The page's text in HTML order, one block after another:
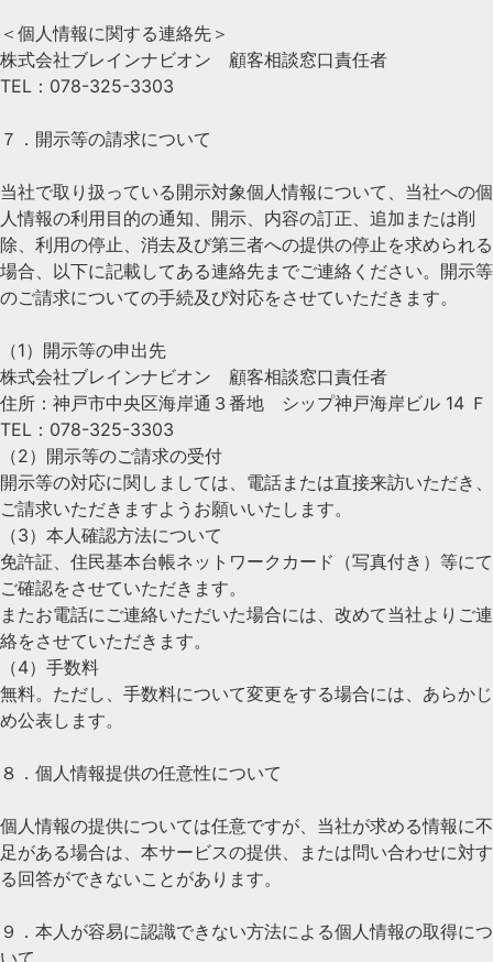
＜個人情報に関する連絡先＞
株式会社ブレインナビオン 顧客相談窓口責任者
TEL：078-325-3303
７．開示等の請求について
当社で取り扱っている開示対象個人情報について、当社への個
人情報の利用目的の通知、開示、内容の訂正、追加または削
除、利用の停止、消去及び第三者への提供の停止を求められる
場合、以下に記載してある連絡先までご連絡ください。開示等
のご請求についての手続及び対応をさせていただきます。
（1）開示等の申出先
株式会社ブレインナビオン 顧客相談窓口責任者
住所：神戸市中央区海岸通３番地 シップ神戸海岸ビル 14 Ｆ
TEL：078-325-3303
（2）開示等のご請求の受付
開示等の対応に関しましては、電話または直接来訪いただき、
ご請求いただきますようお願いいたします。
（3）本人確認方法について
免許証、住民基本台帳ネットワークカード（写真付き）等にて
ご確認をさせていただきます。
またお電話にご連絡いただいた場合には、改めて当社よりご連
絡をさせていただきます。
（4）手数料
無料。ただし、手数料について変更をする場合には、あらかじ
め公表します。
８．個人情報提供の任意性について
個人情報の提供については任意ですが、当社が求める情報に不
足がある場合は、本サービスの提供、または問い合わせに対す
る回答ができないことがあります。
９．本人が容易に認識できない方法による個人情報の取得につ